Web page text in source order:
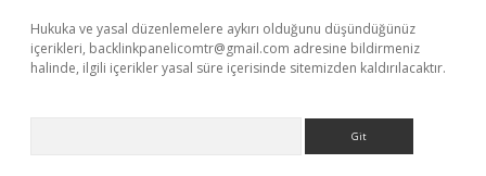
Hukuka ve yasal düzenlemelere aykırı olduğunu düşündüğünüz
içerikleri, backlinkpanelicomtr@gmail.com adresine bildirmeniz
halinde, ilgili içerikler yasal süre içerisinde sitemizden kaldırılacaktır.